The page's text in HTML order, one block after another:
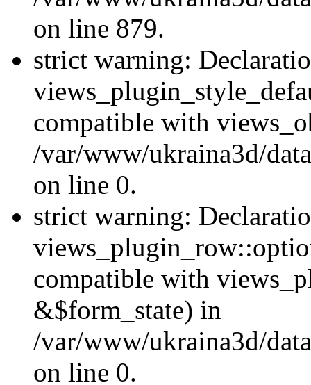
on line 879.
strict warning:
compatible with
/var/www/ukraina3d/
on line 0.
strict warning:
compatible with
&$form_state) in
/var/www/ukraina3d/
on line 0.